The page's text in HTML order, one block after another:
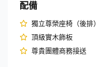
配備
獨立尊榮座椅（後排）
頂級實木飾板
尊貴團體商務接送